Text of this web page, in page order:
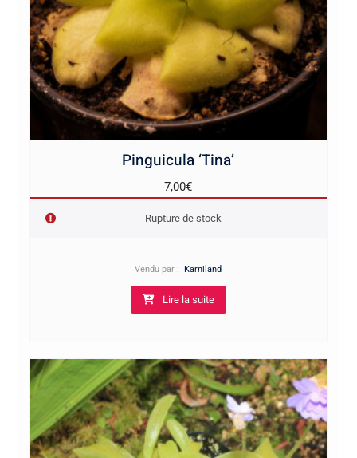
Pinguicula ‘Tina’
7,00€
Rupture de stock
Vendu par :Karniland
Lire la suite